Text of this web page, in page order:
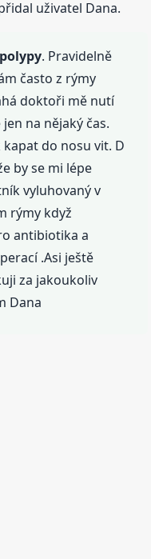
uživatel Dana.
polypy. Pravidelně
často z rýmy
doktoři mě nutí
na nějaký čas.
do nosu vit. D
by se mi lépe
vyluhovaný v
rýmy když
antibiotika a
.Asi ještě
za jakoukoliv
Dana